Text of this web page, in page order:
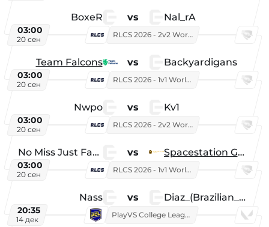
BoxeR vs Nal_rA
03:00
20 сен
RLCS 2026 - 2v2 World Championship
Team Falcons vs Backyardigans
03:00
20 сен
RLCS 2026 - 1v1 World Championship
Nwpo vs Kv1
03:00
20 сен
RLCS 2026 - 2v2 World Championship
No Miss Just Fake vs Spacestation Gaming
03:00
20 сен
RLCS 2026 - 1v1 World Championship
Nass vs Diaz_(Brazilian_Player)
20:35
14 дек
PlayVS College League 2025: Fall